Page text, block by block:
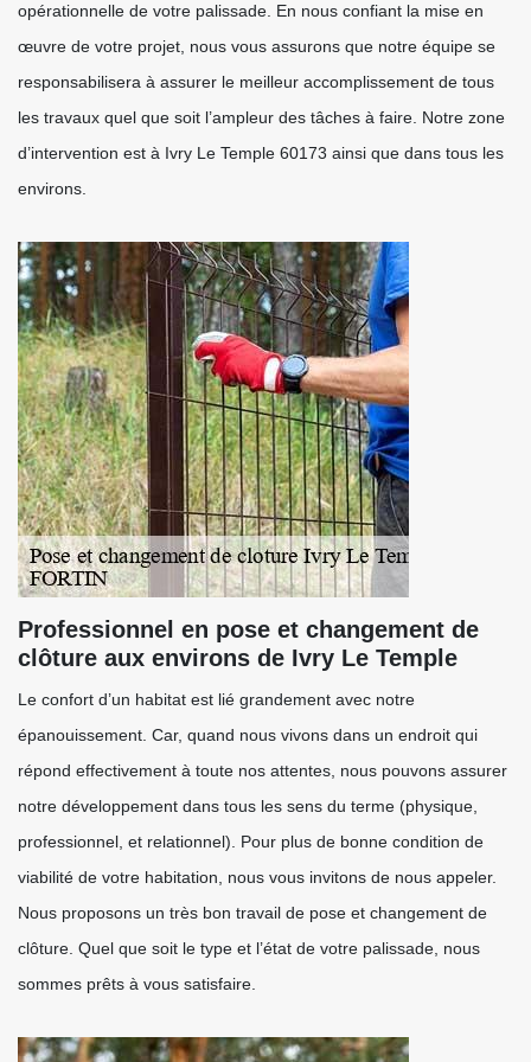
opérationnelle de votre palissade. En nous confiant la mise en
œuvre de votre projet, nous vous assurons que notre équipe se
responsabilisera à assurer le meilleur accomplissement de tous
les travaux quel que soit l’ampleur des tâches à faire. Notre zone
d’intervention est à Ivry Le Temple 60173 ainsi que dans tous les
environs.
Professionnel en pose et changement de
clôture aux environs de Ivry Le Temple
Le confort d’un habitat est lié grandement avec notre
épanouissement. Car, quand nous vivons dans un endroit qui
répond effectivement à toute nos attentes, nous pouvons assurer
notre développement dans tous les sens du terme (physique,
professionnel, et relationnel). Pour plus de bonne condition de
viabilité de votre habitation, nous vous invitons de nous appeler.
Nous proposons un très bon travail de pose et changement de
clôture. Quel que soit le type et l’état de votre palissade, nous
sommes prêts à vous satisfaire.